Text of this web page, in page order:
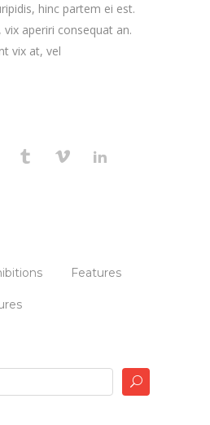
hinc partem ei est.
vix aperiri consequat an.
vix at, vel
Features